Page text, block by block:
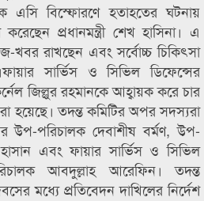
এসি বিস্ফোরণে হতাহতের ঘটনায়
প্রধানমন্ত্রী শেখ হাসিনা। এ
খবর রাখছেন এবং সর্বোচ্চ চিকিৎসা
সার্ভিস ও সিভিল ডিফেন্সের
জিল্লুর রহমানকে আহ্বায়ক করে চার
হয়েছে। তদন্ত কমিটির অপর সদস্যরা
উপ-পরিচালক দেবাশীষ বর্মণ, উপ-
এবং ফায়ার সার্ভিস ও সিভিল
আবদুল্লাহ আরেফিন। তদন্ত
মধ্যে প্রতিবেদন দাখিলের নির্দেশ